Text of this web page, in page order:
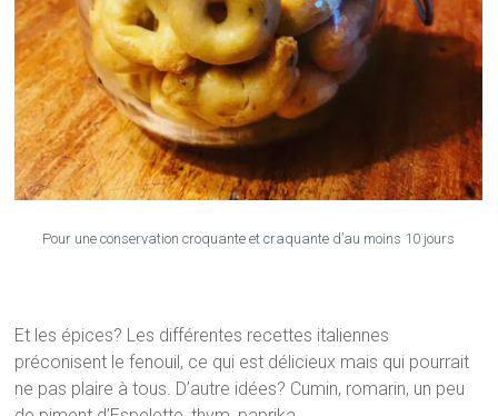
Pour une conservation croquante et craquante d’au moins 10 jours
Et les épices? Les différentes recettes italiennes
préconisent le fenouil, ce qui est délicieux mais qui pourrait
ne pas plaire à tous. D’autre idées? Cumin, romarin, un peu